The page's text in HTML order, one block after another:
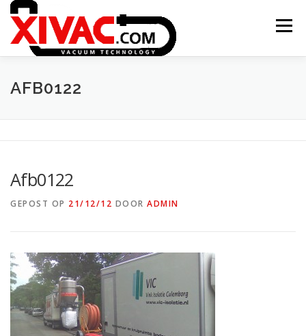
Naar
inhoud
springen
Menu
ONTSTAAN XIVAC
XITRAC INTERGROUP
AFB0122
Afb0122
GEPOST OP 21/12/12 DOOR ADMIN